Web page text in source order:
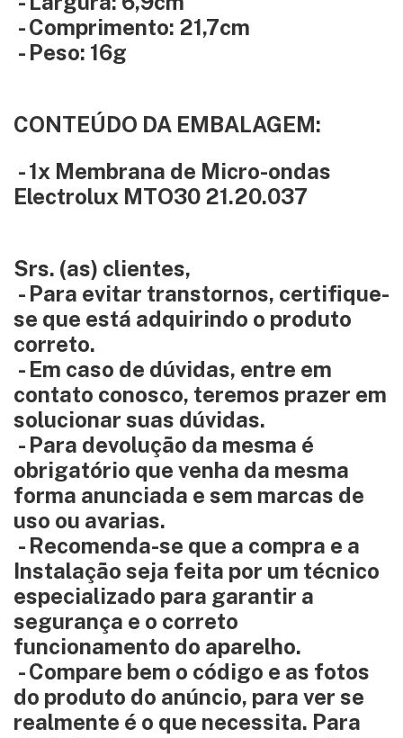
- Comprimento: 21,7cm
- Peso: 16g
CONTEÚDO DA EMBALAGEM:
- 1x Membrana de Micro-ondas
Electrolux MTO30 21.20.037
Srs. (as) clientes,
- Para evitar transtornos, certifique-
se que está adquirindo o produto
correto.
- Em caso de dúvidas, entre em
contato conosco, teremos prazer em
solucionar suas dúvidas.
- Para devolução da mesma é
obrigatório que venha da mesma
forma anunciada e sem marcas de
uso ou avarias.
- Recomenda-se que a compra e a
Instalação seja feita por um técnico
especializado para garantir a
segurança e o correto
funcionamento do aparelho.
- Compare bem o código e as fotos
do produto do anúncio, para ver se
realmente é o que necessita. Para